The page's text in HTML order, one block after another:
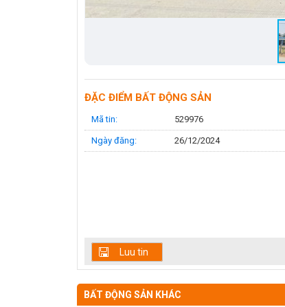
ĐẶC ĐIỂM BẤT ĐỘNG SẢN
Mã tin: 529976
Ngày đăng: 26/12/2024
Luu tin
BẤT ĐỘNG SẢN KHÁC